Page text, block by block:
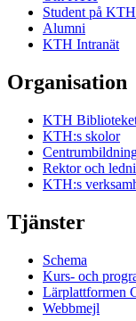
Student på KTH
Alumni
KTH Intranät
Organisation
KTH
KTH:s skolor
Rektor och
KTH:s
Tjänster
Schema
Kurs- och
Lärplattformen
Webbmejl